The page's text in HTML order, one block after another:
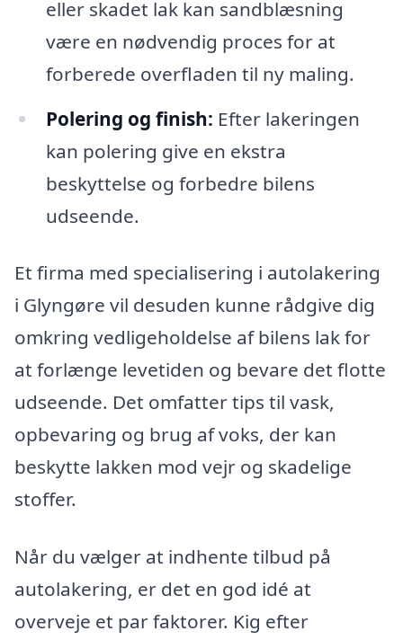
eller skadet lak kan sandblæsning
være en nødvendig proces for at
forberede overfladen til ny maling.
Polering og finish: Efter lakeringen
kan polering give en ekstra
beskyttelse og forbedre bilens
udseende.
Et firma med specialisering i autolakering
i Glyngøre vil desuden kunne rådgive dig
omkring vedligeholdelse af bilens lak for
at forlænge levetiden og bevare det flotte
udseende. Det omfatter tips til vask,
opbevaring og brug af voks, der kan
beskytte lakken mod vejr og skadelige
stoffer.
Når du vælger at indhente tilbud på
autolakering, er det en god idé at
overveje et par faktorer. Kig efter